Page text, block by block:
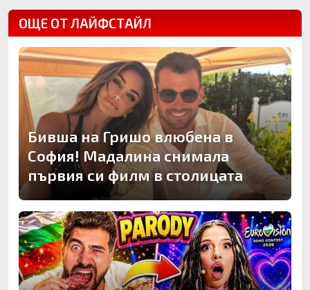
ОЩЕ ОТ ЛАЙФСТАЙЛ
Бивша на Гришо влюбена в
София! Мадалина снимала
първия си филм в столицата